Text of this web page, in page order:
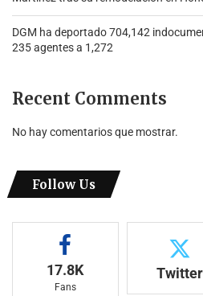
DGM ha deportado 704,142
235 agentes a 1,272
Recent Comments
No hay comentarios que mostrar.
Follow Us
17.8K
Fans
Twitter